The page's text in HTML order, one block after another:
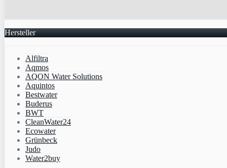
Hersteller
Alfiltra
Aqmos
AQON Water Solutions
Aquintos
Bestwater
Buderus
BWT
CleanWater24
Ecowater
Grünbeck
Judo
Water2buy